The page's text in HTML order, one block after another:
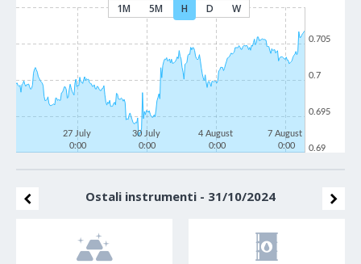
1M 5M H D W
27 July
0:00
30 July
0:00
4 August
0:00
7 August
0:00
0.69
0.695
0.7
0.705
Ostali instrumenti - 31/10/2024